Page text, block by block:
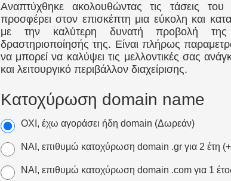
Αναπτύχθηκε ακολουθώντας τις τάσεις
προσφέρει στον επισκέπτη μια εύκολη και
με την καλύτερη δυνατή προβολή
δραστηριοποίησής της. Είναι πλήρως
να μπορεί να καλύψει τις μελλοντικές σας
και λειτουργικό περιβάλλον διαχείρισης.
Κατοχύρωση domain name
ΟΧΙ, έχω αγοράσει ήδη domain (Δωρεάν)
ΝΑΙ, επιθυμώ κατοχύρωση domain .gr για 2 έτη (+
NAI, επιθυμώ κατοχύρωση domain .com για 1